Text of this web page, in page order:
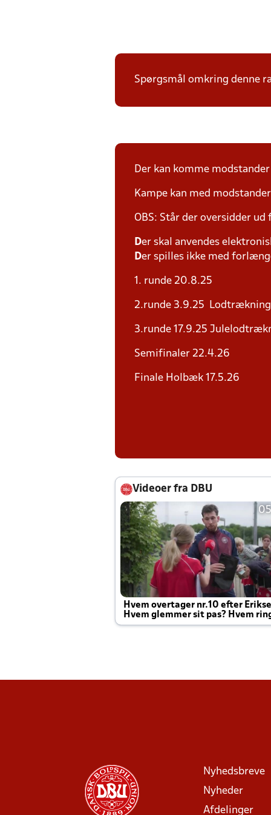
Spørgsmål omkring denne
Der kan komme
Kampe kan med
OBS: Står der oversidder
Der skal anvendes
Der spilles ikke med
1. runde 20.8.25
2.runde 3.9.25 Lodtrækning
3.runde 17.9.25
Semifinaler 22.4.26
Finale Holbæk 17.5.26
Videoer fra DBU
Hvem overtager nr.10 efter
Hvem glemmer sit pas? Hvem
Joachim altid til efter kampe?
Nyhedsbreve
Nyheder
Afdelinger